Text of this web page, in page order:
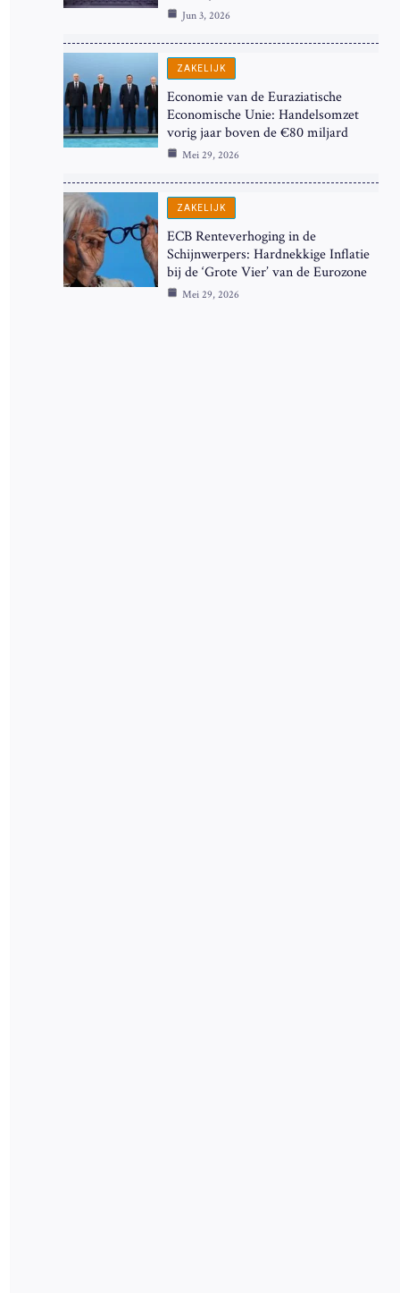
Jun 3, 2026
ZAKELIJK
Economie van de Euraziatische
Economische Unie: Handelsomzet
vorig jaar boven de €80 miljard
Mei 29, 2026
ZAKELIJK
ECB Renteverhoging in de
Schijnwerpers: Hardnekkige Inflatie
bij de ‘Grote Vier’ van de Eurozone
Mei 29, 2026